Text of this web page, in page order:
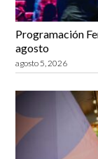
Programación
agosto
agosto 5, 2026